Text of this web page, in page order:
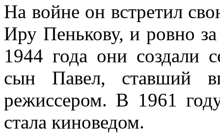
На войне он встретил
Иру Пенькову, и ровно
1944 года они создали
сын Павел, ставший
режиссером. В 1961
стала киноведом.